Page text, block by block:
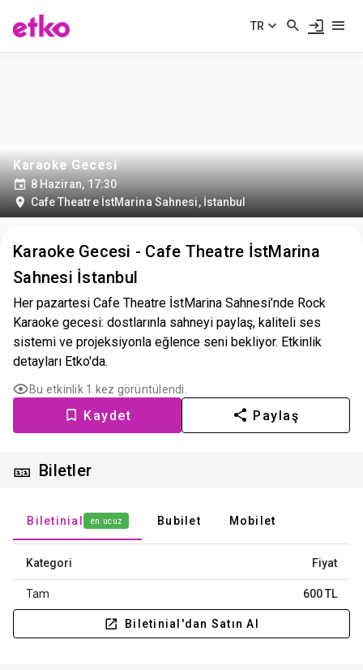
TR
Karaoke Gecesi
8 Haziran, 17:30
Cafe Theatre İstMarina Sahnesi, İstanbul
Karaoke Gecesi - Cafe Theatre İstMarina
Sahnesi İstanbul
Her pazartesi Cafe Theatre İstMarina Sahnesi’nde Rock
Karaoke gecesi: dostlarınla sahneyi paylaş, kaliteli ses
sistemi ve projeksiyonla eğlence seni bekliyor. Etkinlik
detayları Etko'da.
Bu etkinlik 1 kez görüntülendi.
Kaydet Paylaş
🎫 Biletler
Biletinial en ucuz Bubilet Mobilet
Kategori Fiyat
Tam 600 TL
Biletinial'dan Satın Al